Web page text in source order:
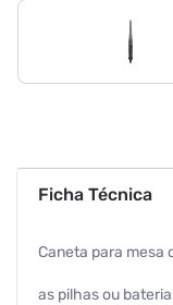
Ficha Técnica
Caneta para mesa
as pilhas ou